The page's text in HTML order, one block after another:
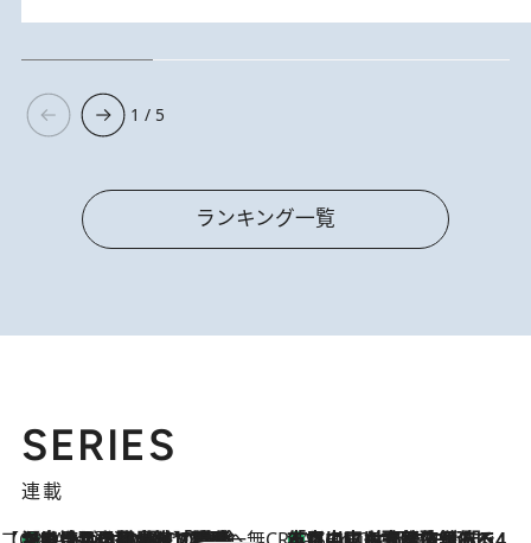
1 / 5
ランキング一覧
SERIES
連載